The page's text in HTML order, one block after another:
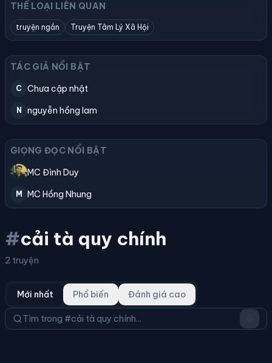
THỂ LOẠI LIÊN QUAN
truyện ngắn Truyện Tâm Lý Xã Hội
TÁC GIẢ NỔI BẬT
C Chưa cập nhật
N nguyễn hồng lam
GIỌNG ĐỌC NỔI BẬT
MC Đình Duy
M MC Hồng Nhung
#cải tà quy chính
2 truyện
Mới nhất Phổ biến Đánh giá cao